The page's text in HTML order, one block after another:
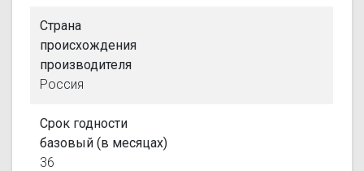
Страна
происхождения
производителя
Россия
Срок годности
базовый (в месяцах)
36